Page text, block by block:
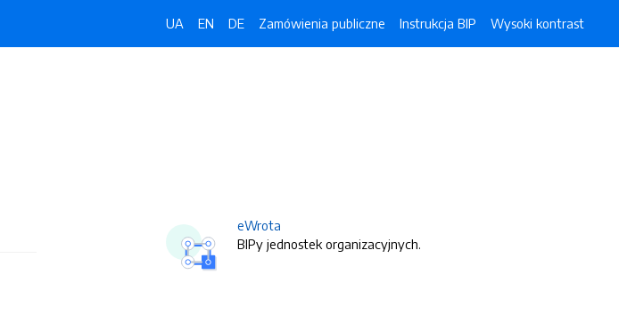
UA EN DE Zamówienia publiczne Instrukcja BIP Wysoki kontrast
eWrota
BIPy jednostek organizacyjnych.